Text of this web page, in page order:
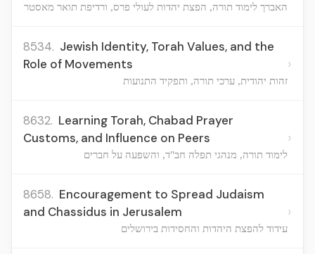
האברך לימוד תורה, הפצת יהדות לעולי פרס, ורדיפת תואר מאסטר
8534. Jewish Identity, Torah Values, and the
Role of Movements
זהות יהודית, ערכי תורה, ותפקיד התנועות
›
8632. Learning Torah, Chabad Prayer
Customs, and Influence on Peers
לימוד תורה, מנהגי תפלה חב"ד, והשפעה על חברים
›
8658. Encouragement to Spread Judaism
and Chassidus in Jerusalem
עידוד להפצת היהדות והחסידות בירושלים
›